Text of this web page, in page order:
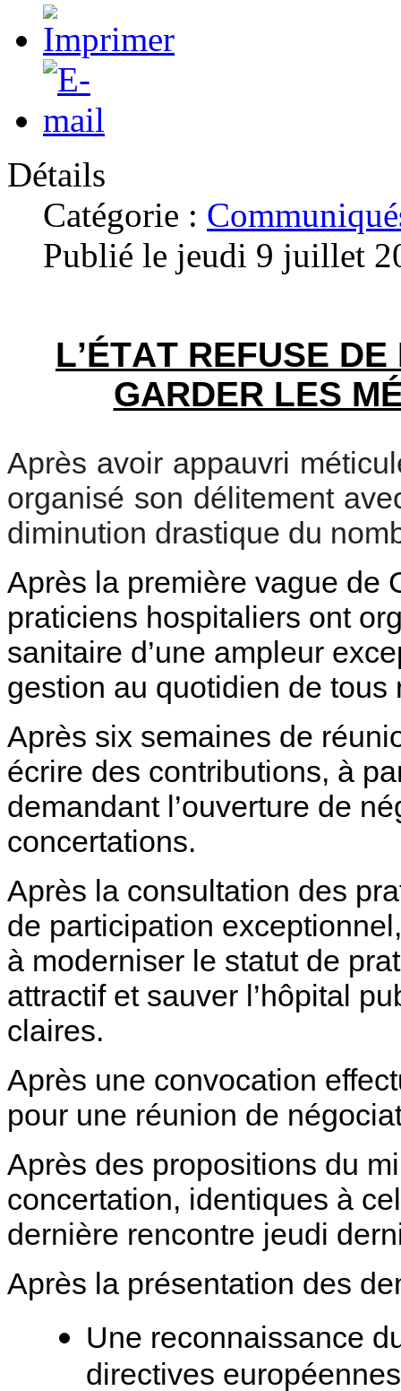
Détails
Catégorie :
Publié le jeudi 9 juillet
L’ÉTAT REFUSE
GARDER LES
Après avoir appauvri
organisé son délitement
diminution drastique du
Après la première vague de
praticiens hospitaliers ont
sanitaire d’une ampleur
gestion au quotidien de tous
Après six semaines de
écrire des contributions, à
demandant l’ouverture de
concertations.
Après la consultation des
de participation
à moderniser le statut de
attractif et sauver l’hôpital
claires.
Après une convocation
pour une réunion de
Après des propositions du
concertation, identiques à
dernière rencontre jeudi
Après la présentation des
Une reconnaissance
directives